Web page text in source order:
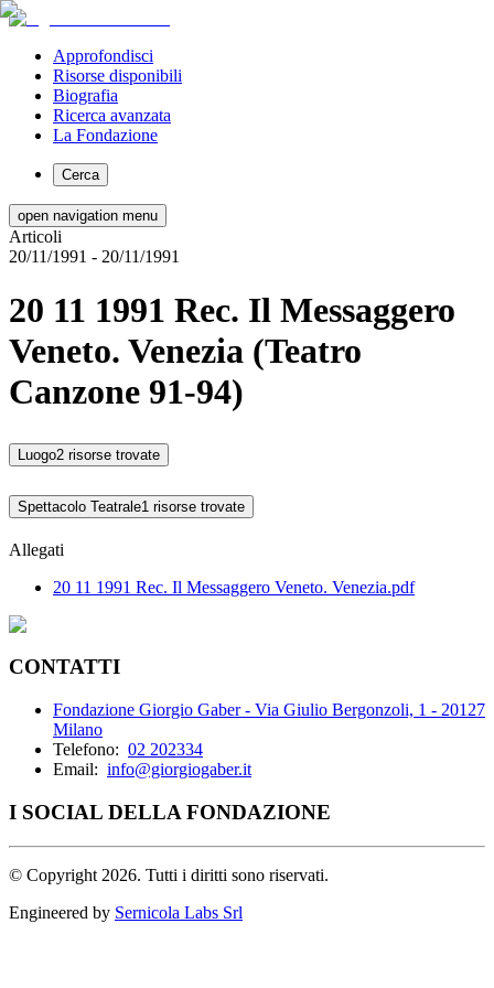
Approfondisci
Risorse disponibili
Biografia
Ricerca avanzata
La Fondazione
Cerca
open navigation menu
Articoli
20/11/1991 - 20/11/1991
20 11 1991 Rec. Il Messaggero
Veneto. Venezia (Teatro
Canzone 91-94)
Luogo2 risorse trovate
Spettacolo Teatrale1 risorse trovate
Allegati
20 11 1991 Rec. Il Messaggero Veneto. Venezia.pdf
CONTATTI
Fondazione Giorgio Gaber - Via Giulio Bergonzoli, 1 - 20127
Milano
Telefono: 02 202334
Email: info@giorgiogaber.it
I SOCIAL DELLA FONDAZIONE
© Copyright 2026. Tutti i diritti sono riservati.
Engineered by Sernicola Labs Srl